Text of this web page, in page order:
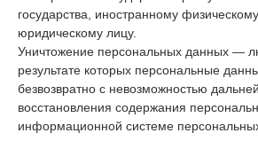
государства, иностранному
юридическому лицу.
Уничтожение персональных данных —
результате которых персональные
безвозвратно с невозможностью
восстановления содержания
информационной системе